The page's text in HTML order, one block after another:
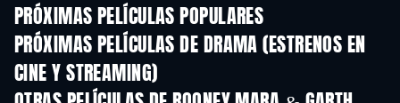
PRÓXIMAS PELÍCULAS POPULARES
PRÓXIMAS PELÍCULAS DE DRAMA (ESTRENOS EN
CINE Y STREAMING)